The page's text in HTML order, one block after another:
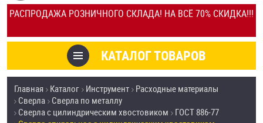
РАСПРОДАЖА РОЗНИЧНОГО СКЛАДА! НА ВСЁ 70% СКИДКА!!!
КАЛЬКУЛЯТОР
ОТЗЫВЫ
УСЛУГИ
СКИДКИ
КАТАЛОГ ТОВАРОВ
СПИСОК
СРАВНЕНИЕ
Товары со скидкой
Анкеры
Главная Каталог Инструмент Расходные материалы
Сверла Сверла по металлу
Сверла с цилиндрическим хвостовиком
ГОСТ 886-77